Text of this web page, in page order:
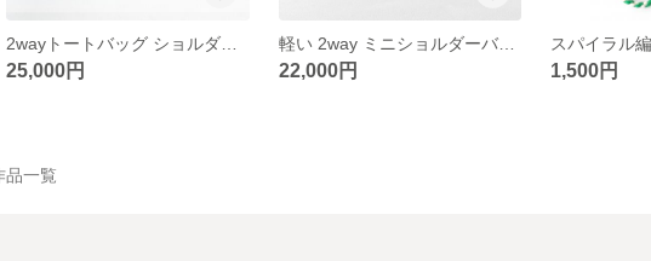
2wayトートバッグ ショルダーバッグ 通勤 自立 軽量 マザーズバッグ iPad収納 キーリール付き 受注生産 ６カラー選べる [アンヌ Mサイズ]
25,000円
軽い 2way ミニショルダーバッグ 長財布が入る キーリール付 斜めがけ スマホショルダー マザーズバッグ サブバッグ [選べる6色 / 受注生産] アンヌS
22,000円 1,500円
品一覧